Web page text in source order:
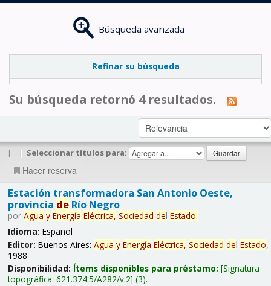
Búsqueda avanzada
Refinar su búsqueda
Su búsqueda retornó 4 resultados.
| | Seleccionar títulos para:
Hacer reserva
Estación transformadora San Antonio Oeste,
provincia deRío Negro
por Agua y Energía Eléctrica, Sociedad del Estado.
Idioma: Español
Editor: Buenos Aires: Agua y Energía Eléctrica, Sociedad del Estado,
1988
Disponibilidad: Ítems disponibles para préstamo: Signatura
topográfica: 621.374.5/A282/v.2 (3).